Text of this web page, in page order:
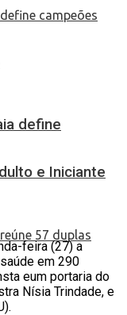
define
e Iniciante
feira (27) a
em 290
eum portaria do
Nísia Trindade, e